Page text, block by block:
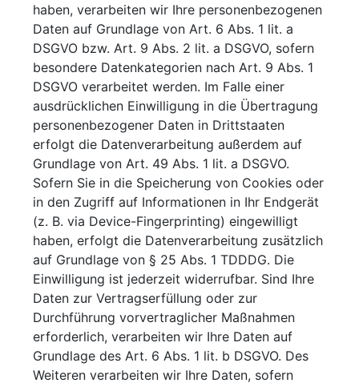
haben, verarbeiten wir Ihre personenbezogenen
Daten auf Grundlage von Art. 6 Abs. 1 lit. a
DSGVO bzw. Art. 9 Abs. 2 lit. a DSGVO, sofern
besondere Datenkategorien nach Art. 9 Abs. 1
DSGVO verarbeitet werden. Im Falle einer
ausdrücklichen Einwilligung in die Übertragung
personenbezogener Daten in Drittstaaten
erfolgt die Datenverarbeitung außerdem auf
Grundlage von Art. 49 Abs. 1 lit. a DSGVO.
Sofern Sie in die Speicherung von Cookies oder
in den Zugriff auf Informationen in Ihr Endgerät
(z. B. via Device-Fingerprinting) eingewilligt
haben, erfolgt die Datenverarbeitung zusätzlich
auf Grundlage von § 25 Abs. 1 TDDDG. Die
Einwilligung ist jederzeit widerrufbar. Sind Ihre
Daten zur Vertragserfüllung oder zur
Durchführung vorvertraglicher Maßnahmen
erforderlich, verarbeiten wir Ihre Daten auf
Grundlage des Art. 6 Abs. 1 lit. b DSGVO. Des
Weiteren verarbeiten wir Ihre Daten, sofern